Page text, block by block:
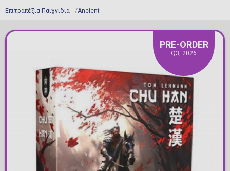
Επιτραπέζια Παιχνίδια Ancient
PRE-ORDER
Q3, 2026